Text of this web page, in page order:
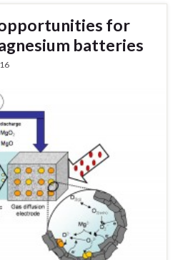
for
batteries